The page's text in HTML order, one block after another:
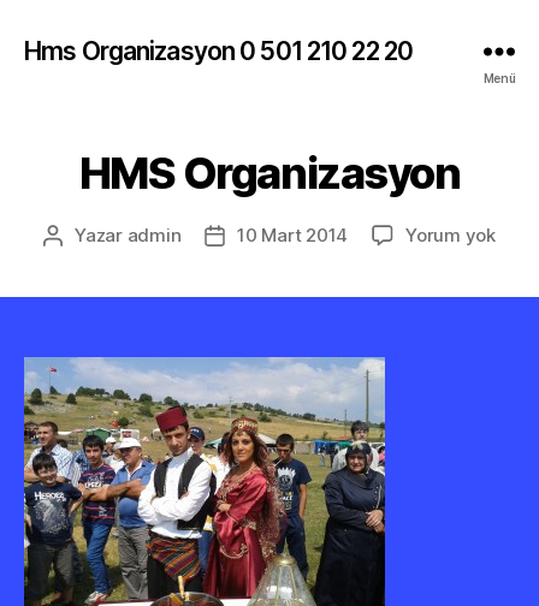
Hms Organizasyon 0 501 210 22 20
Menü
HMS Organizasyon
Yazının
Yazar admin
Yazı10 Mart 2014 Yorum yokHMS